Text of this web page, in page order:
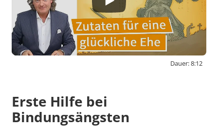
transmit data to this third party.
Dauer: 8:12
Erste Hilfe bei
Bindungsängsten